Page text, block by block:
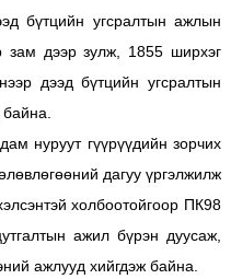
бүтцийн угсралтын ажлын
зам дээр зулж, 1855 ширхэг
дээд бүтцийн угсралтын
нуруут гүүрүүдийн зорчих
дагуу үргэлжилж
холбоотойгоор ПК98
ажил бүрэн дуусаж,
ажлууд хийгдэж байна.